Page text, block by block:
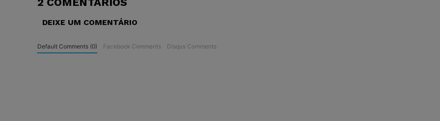
DEIXE UM COMENTÁRIO
Default Comments (0) Facebook Comments Disqus Comments